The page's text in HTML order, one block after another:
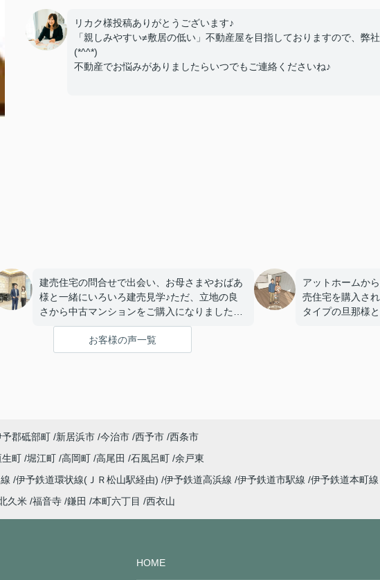
リカク様投稿ありがとうございます♪
「親しみやすい≠敷居の低い」不動産屋を目指しておりますので、弊
(*^^*)
不動産でお悩みがありましたらいつでもご連絡くださいね♪
建売住宅の問合せで出会い、お母さまやおばあ
様と一緒にいろいろ建売見学♪ただ、立地の良
さから中古マンションをご購入になりました★
申し込み前に事前審査に通っていた優秀なS
様！２番手で申し込みしたけど、１番手として
成約することに♪マンションの建具の件で年末
い♪
アットホームか
売住宅を購入さ
タイプの旦那様
私の出身陸上部
お客様の声一覧
予郡砥部町 新居浜市 今治市 西予市 西条市
生町 堀江町 高岡町 高尾田 石風呂町 余戸東
伊予鉄道環状線(ＪＲ松山駅経由) 伊予鉄道高浜線 伊予鉄道市駅線 伊予鉄道本町線
久米 福音寺 鎌田 本町六丁目 西衣山
HOME